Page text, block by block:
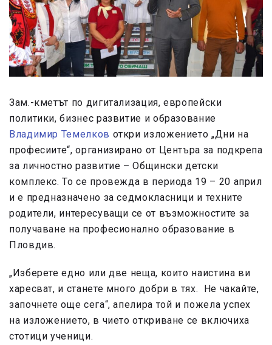
Зам.-кметът по дигитализация, европейски
политики, бизнес развитие и образование
Владимир Темелков откри изложението „Дни на
професиите“, организирано от Центъра за подкрепа
за личностно развитие – Общински детски
комплекс. То се провежда в периода 19 – 20 април
и е предназначено за седмокласници и техните
родители, интересуващи се от възможностите за
получаване на професионално образование в
Пловдив.
„Изберете едно или две неща, които наистина ви
харесват, и станете много добри в тях. Не чакайте,
започнете още сега“, апелира той и пожела успех
на изложението, в чието откриване се включиха
стотици ученици.